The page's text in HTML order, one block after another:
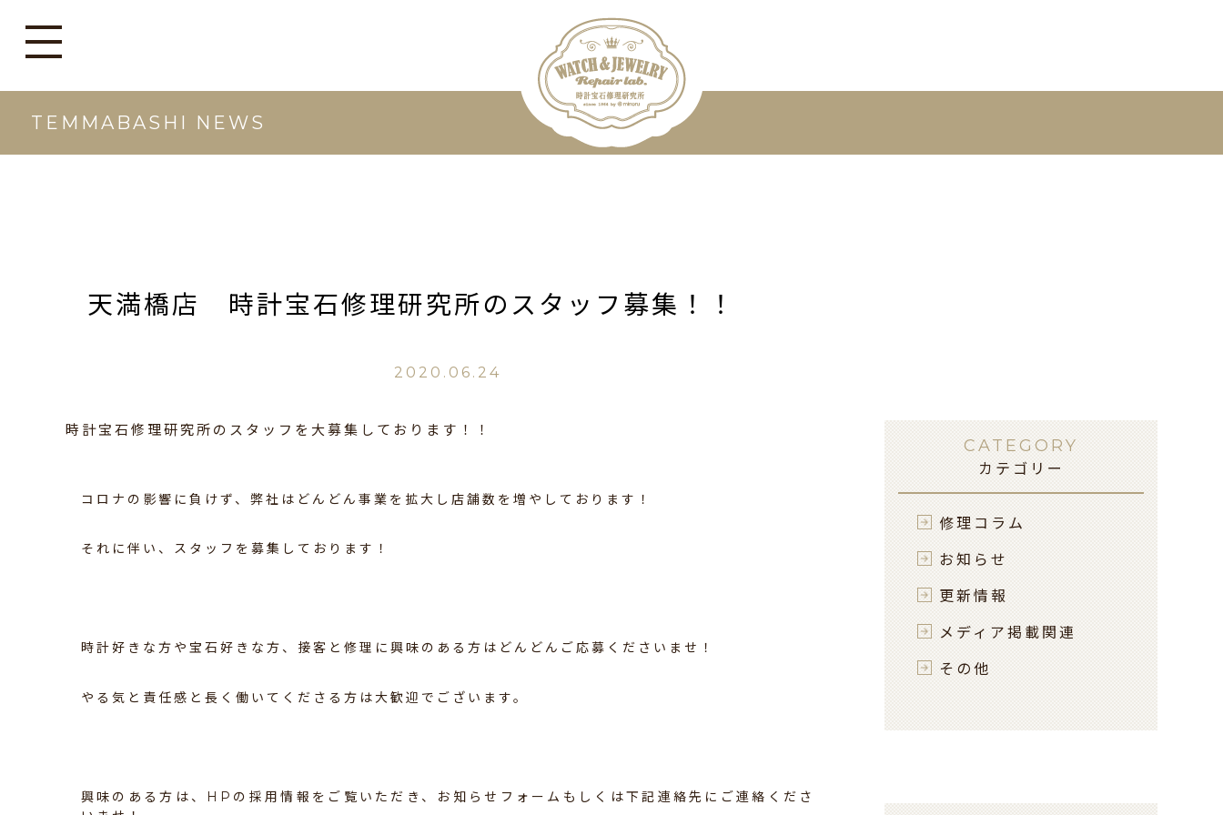
TEMMABASHI NEWS
天満橋店 時計宝石修理研究所のスタッフ募集！！
2020.06.24
時計宝石修理研究所のスタッフを大募集しております！！
コロナの影響に負けず、弊社はどんどん事業を拡大し店舗数を増やしております！
それに伴い、スタッフを募集しております！
時計好きな方や宝石好きな方、接客と修理に興味のある方はどんどんご応募くださいませ！
やる気と責任感と長く働いてくださる方は大歓迎でございます。
興味のある方は、HPの採用情報をご覧いただき、お知らせフォームもしくは下記連絡先にご連絡くださ
CATEGORY
カテゴリー
修理コラム
お知らせ
更新情報
メディア掲載関連
その他